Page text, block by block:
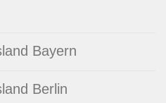
Bayern
Berlin